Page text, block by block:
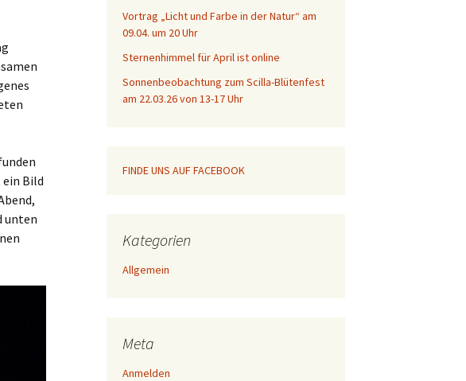
Galerie
Bild
unten
Vortrag „Licht und Farbe in der Natur“ am
09.04. um 20 Uhr
Sternenhimmel für April ist online
Sonnenbeobachtung zum Scilla-Blütenfest
am 22.03.26 von 13-17 Uhr
FINDE UNS AUF FACEBOOK
Kategorien
Allgemein
Meta
Anmelden